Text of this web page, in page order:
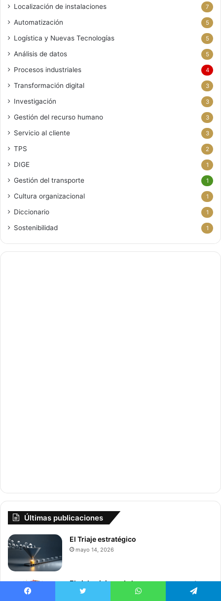
Localización de instalaciones 7
Automatización 5
Logística y Nuevas Tecnologías 5
Análisis de datos 5
Procesos industriales 4
Transformación digital 3
Investigación 3
Gestión del recurso humano 3
Servicio al cliente 3
TPS 2
DIGE 1
Gestión del transporte 1
Cultura organizacional 1
Diccionario 1
Sostenibilidad 1
Últimas publicaciones
El Triaje estratégico
mayo 14, 2026
El ciclo vicioso de los recursos expertos
marzo 16, 2026